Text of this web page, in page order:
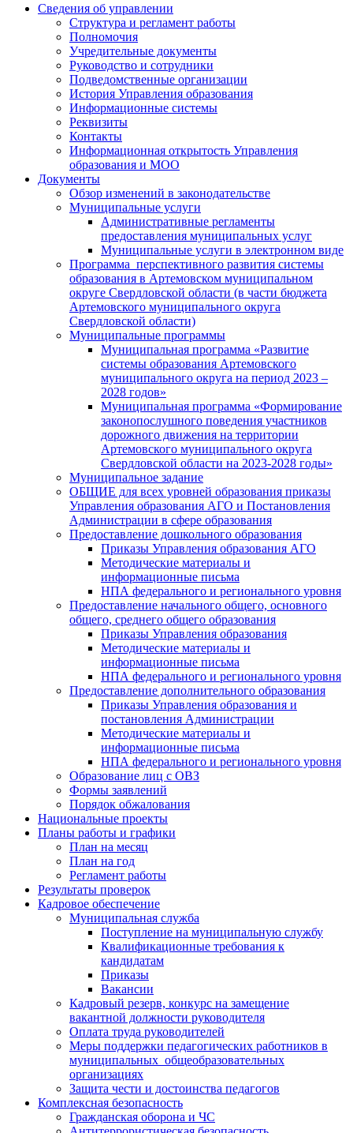
Сведения об управлении
Структура и регламент работы
Полномочия
Учредительные документы
Руководство и сотрудники
Подведомственные организации
История Управления образования
Информационные системы
Реквизиты
Контакты
Информационная открытость Управления
образования и МОО
Документы
Обзор изменений в законодательстве
Муниципальные услуги
Административные регламенты
предоставления муниципальных услуг
Муниципальные услуги в электронном виде
Программа перспективного развития системы
образования в Артемовском муниципальном
округе Свердловской области (в части бюджета
Артемовского муниципального округа
Свердловской области)
Муниципальные программы
Муниципальная программа «Развитие
системы образования Артемовского
муниципального округа на период 2023 –
2028 годов»
Муниципальная программа «Формирование
законопослушного поведения участников
дорожного движения на территории
Артемовского муниципального округа
Свердловской области на 2023-2028 годы»
Муниципальное задание
ОБЩИЕ для всех уровней образования приказы
Управления образования АГО и Постановления
Администрации в сфере образования
Предоставление дошкольного образования
Приказы Управления образования АГО
Методические материалы и
информационные письма
НПА федерального и регионального уровня
Предоставление начального общего, основного
общего, среднего общего образования
Приказы Управления образования
Методические материалы и
информационные письма
НПА федерального и регионального уровня
Предоставление дополнительного образования
Приказы Управления образования и
постановления Администрации
Методические материалы и
информационные письма
НПА федерального и регионального уровня
Образование лиц с ОВЗ
Формы заявлений
Порядок обжалования
Национальные проекты
Планы работы и графики
План на месяц
План на год
Регламент работы
Результаты проверок
Кадровое обеспечение
Муниципальная служба
Поступление на муниципальную службу
Квалификационные требования к
кандидатам
Приказы
Вакансии
Кадровый резерв, конкурс на замещение
вакантной должности руководителя
Оплата труда руководителей
Меры поддержки педагогических работников в
муниципальных общеобразовательных
организациях
Защита чести и достоинства педагогов
Комплексная безопасность
Гражданская оборона и ЧС